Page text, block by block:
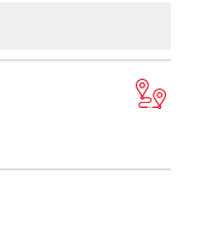
00
8:00- bis
17:00